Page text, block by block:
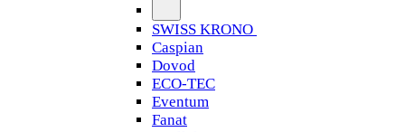
SWISS KRONO
Caspian
Dovod
ECO-TEC
Eventum
Fanat